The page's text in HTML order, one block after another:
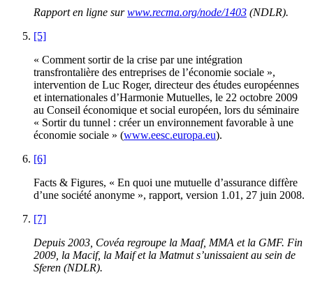
Rapport en ligne surwww.recma.org/node/1403 (NDLR).
[5]
« Comment sortir de la crise par une intégration
transfrontalière des entreprises de l’économie sociale »,
intervention de Luc Roger, directeur des études européennes
et internationales d’Harmonie Mutuelles, le 22 octobre 2009
au Conseil économique et social européen, lors du séminaire
« Sortir du tunnel : créer un environnement favorable à une
économie sociale » (www.eesc.europa.eu).
[6]
Facts & Figures, « En quoi une mutuelle d’assurance diffère
d’une société anonyme », rapport, version 1.01, 27 juin 2008.
[7]
Depuis 2003, Covéa regroupe la Maaf, MMA et la GMF. Fin
2009, la Macif, la Maif et la Matmut s’unissaient au sein de
Sferen (NDLR).